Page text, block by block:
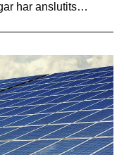
har anslutits…